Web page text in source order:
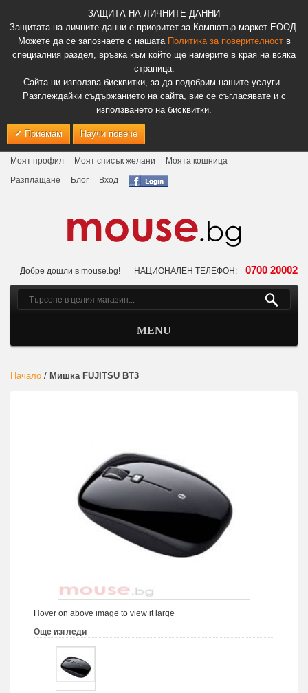
ЗАЩИТА НА ЛИЧНИТЕ ДАННИ
Защитата на личните данни е приоритет за Компютър маркет ЕООД.
Можете да се запознаете с нашатаПолитика за поверителноств
специалния раздел, връзка към който ще намерите в края на всяка
страница.
Сайта ни използва бисквитки, за да подобрим нашите услуги .
Разглеждайки съдържанието на сайта, вие се съгласявате и с
използването на бисквитки.
Приемам Научи повече
Моят профил Моят списък желани
Моята кошница
Разплащане
Блог Вход
Добре дошли в mouse.bg! НАЦИОНАЛЕН ТЕЛЕФОН: 0700 20002
MENU
Начало / Мишка FUJITSU BT3
Hover on above image to view it large
Още изгледи